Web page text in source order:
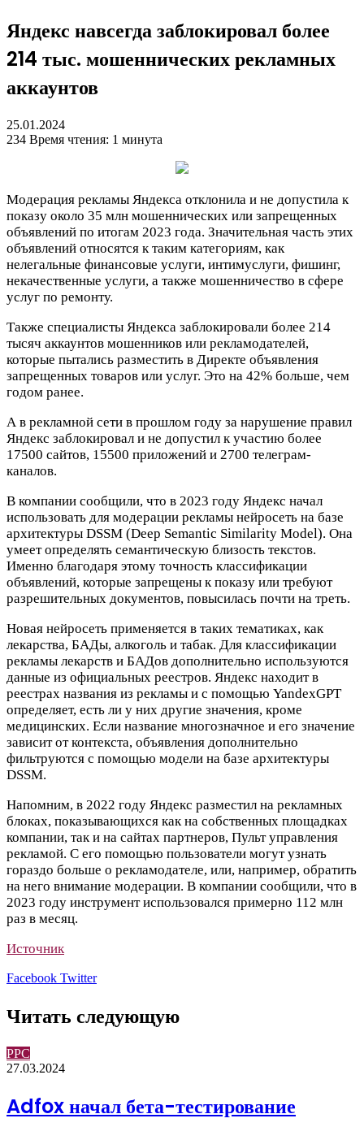
Яндекс навсегда заблокировал более
214 тыс. мошеннических рекламных
аккаунтов
25.01.2024
234 Время чтения: 1 минута
Модерация рекламы Яндекса отклонила и не допустила к
показу около 35 млн мошеннических или запрещенных
объявлений по итогам 2023 года. Значительная часть этих
объявлений относятся к таким категориям, как
нелегальные финансовые услуги, интимуслуги, фишинг,
некачественные услуги, а также мошенничество в сфере
услуг по ремонту.
Также специалисты Яндекса заблокировали более 214
тысяч аккаунтов мошенников или рекламодателей,
которые пытались разместить в Директе объявления
запрещенных товаров или услуг. Это на 42% больше, чем
годом ранее.
А в рекламной сети в прошлом году за нарушение правил
Яндекс заблокировал и не допустил к участию более
17500 сайтов, 15500 приложений и 2700 телеграм-
каналов.
В компании сообщили, что в 2023 году Яндекс начал
использовать для модерации рекламы нейросеть на базе
архитектуры DSSM (Deep Semantic Similarity Model). Она
умеет определять семантическую близость текстов.
Именно благодаря этому точность классификации
объявлений, которые запрещены к показу или требуют
разрешительных документов, повысилась почти на треть.
Новая нейросеть применяется в таких тематиках, как
лекарства, БАДы, алкоголь и табак. Для классификации
рекламы лекарств и БАДов дополнительно используются
данные из официальных реестров. Яндекс находит в
реестрах названия из рекламы и с помощью YandexGPT
определяет, есть ли у них другие значения, кроме
медицинских. Если название многозначное и его значение
зависит от контекста, объявления дополнительно
фильтруются с помощью модели на базе архитектуры
DSSM.
Напомним, в 2022 году Яндекс разместил на рекламных
блоках, показывающихся как на собственных площадках
компании, так и на сайтах партнеров, Пульт управления
рекламой. С его помощью пользователи могут узнать
гораздо больше о рекламодателе, или, например, обратить
на него внимание модерации. В компании сообщили, что в
2023 году инструмент использовался примерно 112 млн
раз в месяц.
Источник
Facebook TwitterLinkedIn
Pinterest
Вконтакте
Одноклассники
Skype
WhatsApp
Telegram
Viber
Читать следующую
PPC
27.03.2024
Adfox начал бета-тестирование